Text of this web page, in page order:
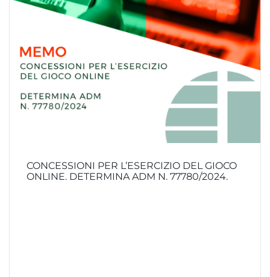
CONCESSIONI PER L’ESERCIZIO DEL GIOCO
ONLINE. DETERMINA ADM N. 77780/2024.